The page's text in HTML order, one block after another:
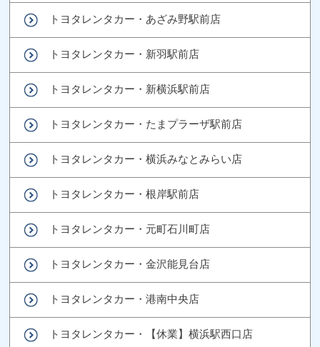
トヨタレンタカー・あざみ野駅前店
トヨタレンタカー・新羽駅前店
トヨタレンタカー・新横浜駅前店
トヨタレンタカー・たまプラーザ駅前店
トヨタレンタカー・横浜みなとみらい店
トヨタレンタカー・根岸駅前店
トヨタレンタカー・元町石川町店
トヨタレンタカー・金沢能見台店
トヨタレンタカー・港南中央店
トヨタレンタカー・【休業】横浜駅西口店